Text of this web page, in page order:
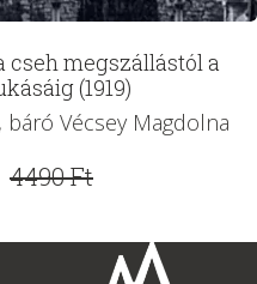
cseh megszállástól a
(1919)
báró Vécsey Magdolna
4490Ft